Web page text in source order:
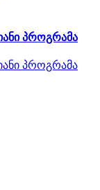
პროგრამა
პროგრამა